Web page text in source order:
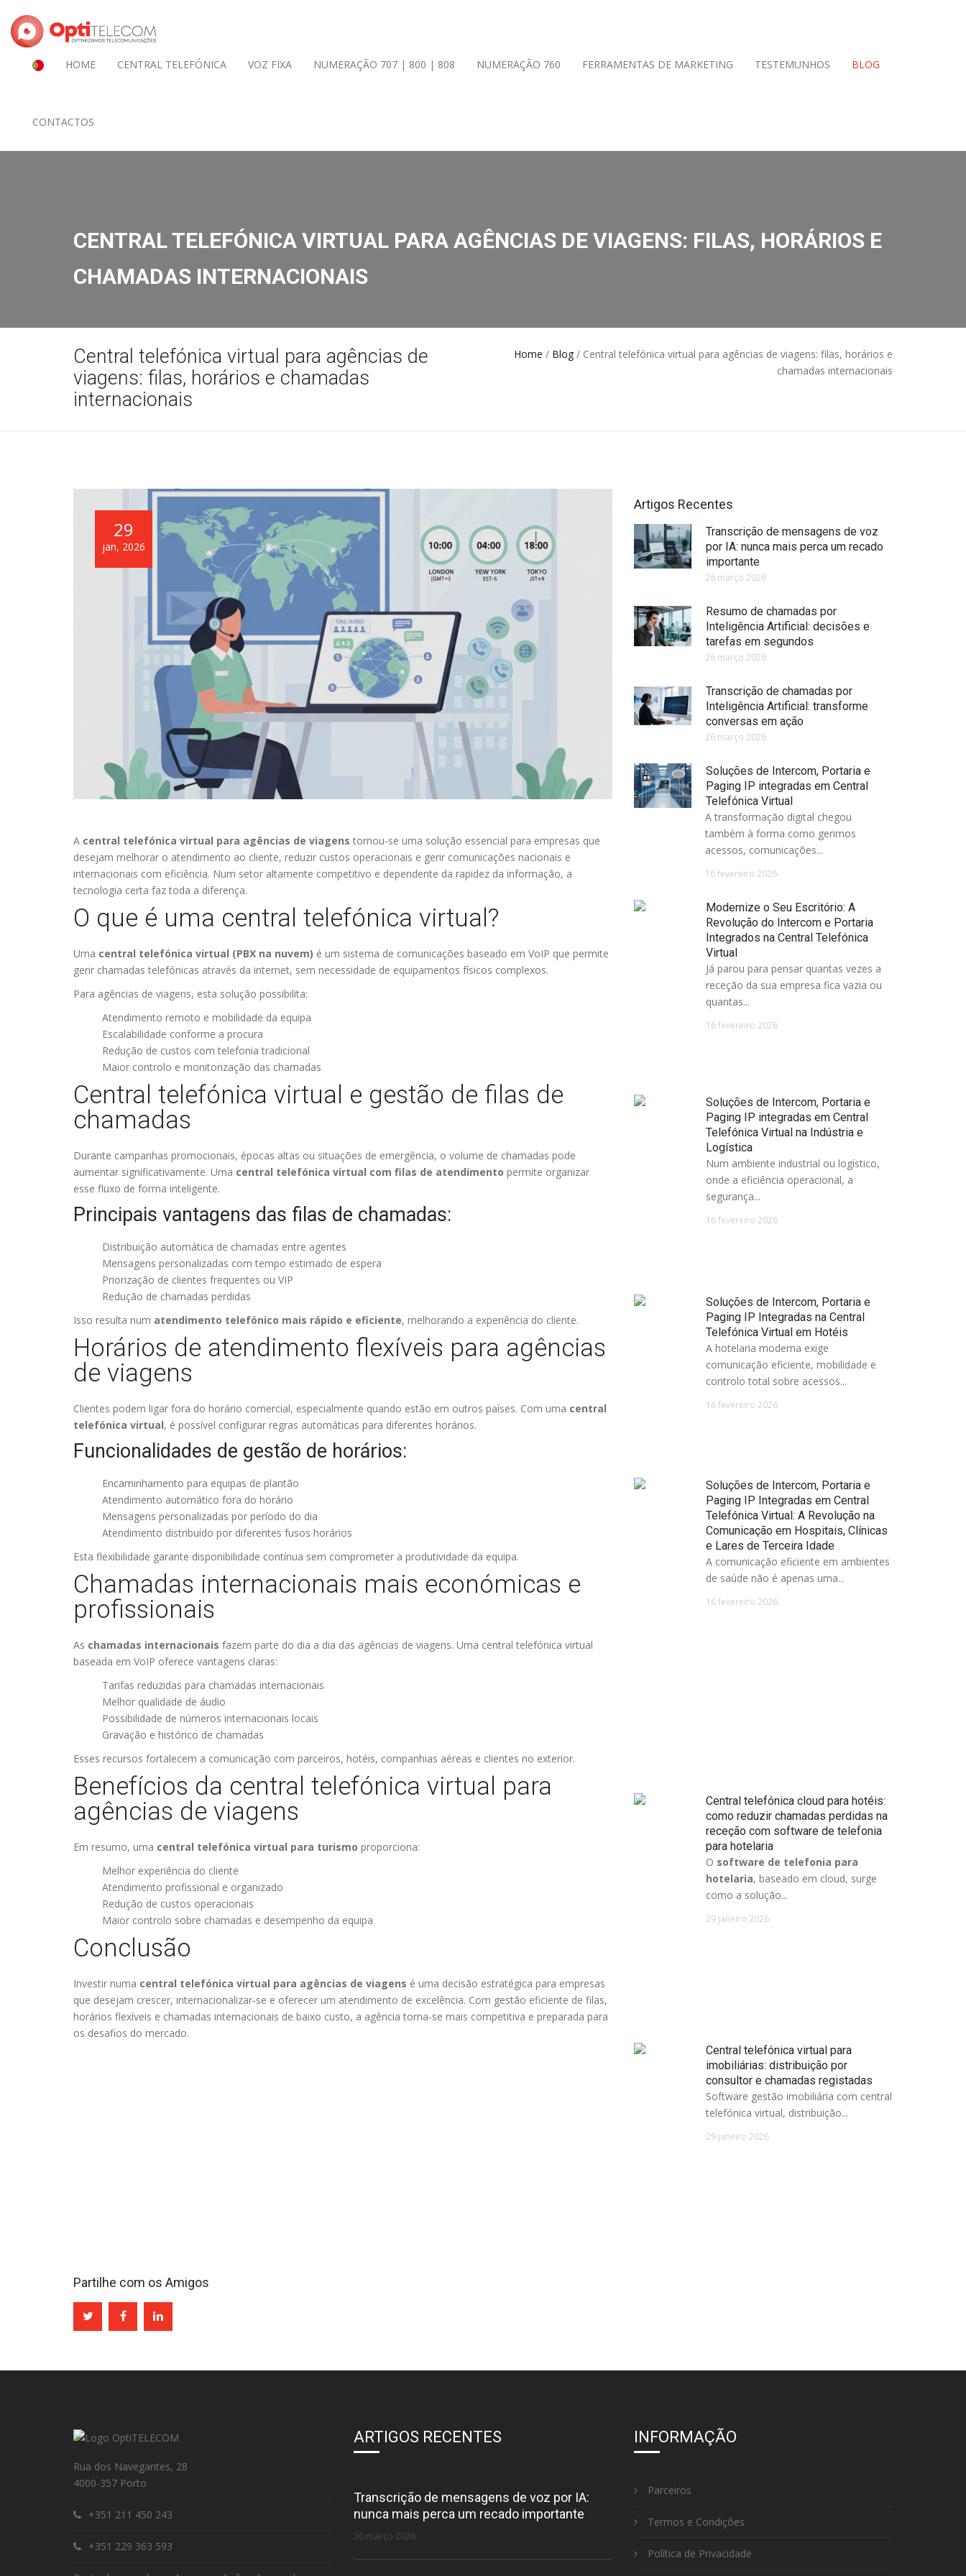
HOME CENTRAL TELEFÓNICA VOZ FIXA NUMERAÇÃO 707 | 800 | 808 NUMERAÇÃO 760 FERRAMENTAS DE MARKETING TESTEMUNHOS BLOG
CONTACTOS
CENTRAL TELEFÓNICA VIRTUAL PARA AGÊNCIAS DE VIAGENS: FILAS, HORÁRIOS E
CHAMADAS INTERNACIONAIS
Central telefónica virtual para agências de
viagens: filas, horários e chamadas
internacionais
Home / Blog / Central telefónica virtual para agências de viagens: filas, horários e
chamadas internacionais
29
jan, 2026
A central telefónica virtual para agências de viagens tornou‑se uma solução essencial para empresas que
desejam melhorar o atendimento ao cliente, reduzir custos operacionais e gerir comunicações nacionais e
internacionais com eficiência. Num setor altamente competitivo e dependente da rapidez da informação, a
tecnologia certa faz toda a diferença.
O que é uma central telefónica virtual?
Uma central telefónica virtual (PBX na nuvem) é um sistema de comunicações baseado em VoIP que permite
gerir chamadas telefónicas através da internet, sem necessidade de equipamentos físicos complexos.
Para agências de viagens, esta solução possibilita:
Atendimento remoto e mobilidade da equipa
Escalabilidade conforme a procura
Redução de custos com telefonia tradicional
Maior controlo e monitorização das chamadas
Central telefónica virtual e gestão de filas de
chamadas
Durante campanhas promocionais, épocas altas ou situações de emergência, o volume de chamadas pode
aumentar significativamente. Uma central telefónica virtual com filas de atendimento permite organizar
esse fluxo de forma inteligente.
Principais vantagens das filas de chamadas:
Distribuição automática de chamadas entre agentes
Mensagens personalizadas com tempo estimado de espera
Priorização de clientes frequentes ou VIP
Redução de chamadas perdidas
Isso resulta num atendimento telefónico mais rápido e eficiente, melhorando a experiência do cliente.
Horários de atendimento flexíveis para agências
de viagens
Clientes podem ligar fora do horário comercial, especialmente quando estão em outros países. Com uma central
telefónica virtual, é possível configurar regras automáticas para diferentes horários.
Funcionalidades de gestão de horários:
Encaminhamento para equipas de plantão
Atendimento automático fora do horário
Mensagens personalizadas por período do dia
Atendimento distribuído por diferentes fusos horários
Esta flexibilidade garante disponibilidade contínua sem comprometer a produtividade da equipa.
Chamadas internacionais mais económicas e
profissionais
As chamadas internacionais fazem parte do dia a dia das agências de viagens. Uma central telefónica virtual
baseada em VoIP oferece vantagens claras:
Tarifas reduzidas para chamadas internacionais
Melhor qualidade de áudio
Possibilidade de números internacionais locais
Gravação e histórico de chamadas
Esses recursos fortalecem a comunicação com parceiros, hotéis, companhias aéreas e clientes no exterior.
Benefícios da central telefónica virtual para
agências de viagens
Em resumo, uma central telefónica virtual para turismo proporciona:
Melhor experiência do cliente
Atendimento profissional e organizado
Redução de custos operacionais
Maior controlo sobre chamadas e desempenho da equipa
Conclusão
Investir numa central telefónica virtual para agências de viagens é uma decisão estratégica para empresas
que desejam crescer, internacionalizar‑se e oferecer um atendimento de excelência. Com gestão eficiente de filas,
horários flexíveis e chamadas internacionais de baixo custo, a agência torna‑se mais competitiva e preparada para
os desafios do mercado.
Artigos Recentes
Transcrição de mensagens de voz
por IA: nunca mais perca um recado
importante
26 março 2026
Resumo de chamadas por
Inteligência Artificial: decisões e
tarefas em segundos
26 março 2026
Transcrição de chamadas por
Inteligência Artificial: transforme
conversas em ação
26 março 2026
Soluções de Intercom, Portaria e
Paging IP integradas em Central
Telefónica Virtual
A transformação digital chegou
também à forma como gerimos
acessos, comunicações...
16 fevereiro 2026
Modernize o Seu Escritório: A
Revolução do Intercom e Portaria
Integrados na Central Telefónica
Virtual
Já parou para pensar quantas vezes a
receção da sua empresa fica vazia ou
quantas...
16 fevereiro 2026
Soluções de Intercom, Portaria e
Paging IP integradas em Central
Telefónica Virtual na Indústria e
Logística
Num ambiente industrial ou logístico,
onde a eficiência operacional, a
segurança...
16 fevereiro 2026
Soluções de Intercom, Portaria e
Paging IP Integradas na Central
Telefónica Virtual em Hotéis
A hotelaria moderna exige
comunicação eficiente, mobilidade e
controlo total sobre acessos...
16 fevereiro 2026
Soluções de Intercom, Portaria e
Paging IP Integradas em Central
Telefónica Virtual: A Revolução na
Comunicação em Hospitais, Clínicas
e Lares de Terceira Idade
A comunicação eficiente em ambientes
de saúde não é apenas uma...
16 fevereiro 2026
Central telefónica cloud para hotéis:
como reduzir chamadas perdidas na
receção com software de telefonia
para hotelaria
O software de telefonia para
hotelaria, baseado em cloud, surge
como a solução...
29 janeiro 2026
Central telefónica virtual para
imobiliárias: distribuição por
consultor e chamadas registadas
Software gestão imobiliária com central
telefónica virtual, distribuição...
29 janeiro 2026
Partilhe com os Amigos
Rua dos Navegantes, 28
4000-357 Porto
+351 211 450 243
+351 229 363 593
ARTIGOS RECENTES
Transcrição de mensagens de voz por IA:
nunca mais perca um recado importante
26 março 2026
INFORMAÇÃO
Parceiros
Termos e Condições
Política de Privacidade